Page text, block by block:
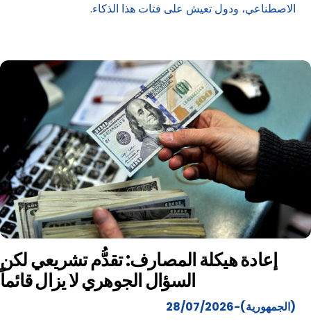
الاصطناعي، ودول تعيش على فتات هذا الذكاء.
إعادة هيكلة المصارف: تقدُّم تشريعي لكن
السؤال الجوهري لا يزال قائماً
(الجمهورية)-28/07/2026